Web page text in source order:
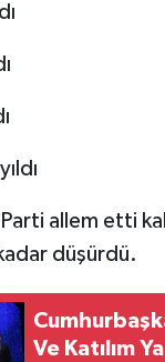
Parti allem etti
düşürdü.
Ve Katılım